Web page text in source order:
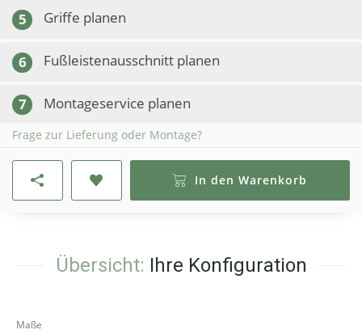
5 Griffe planen
6 Fußleistenausschnitt planen
7 Montageservice planen
Frage zur Lieferung oder Montage?
In den Warenkorb
Übersicht: Ihre Konfiguration
Maße